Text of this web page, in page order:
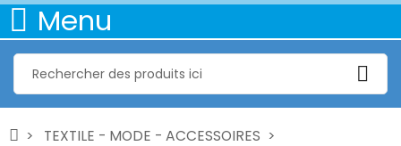
Menu
TEXTILE - MODE - ACCESSOIRES